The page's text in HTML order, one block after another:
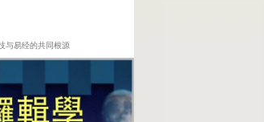
与易经的共同根源